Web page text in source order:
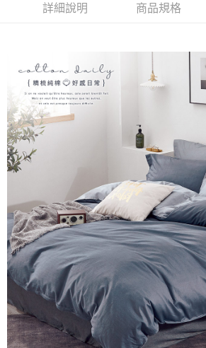
相關說明
2.付款方式選擇「大哥付你分期」，訂單成立後會
流程，驗證手機門號後，選擇欲分期的期數、繳款
成交易。
3.實際核准額度、可分期數及費用金額請依後續交
4.訂單成立30分鐘內，如未前往確認交易或遇審核
消。如遇「轉專審核」未通過狀況，表示未達大哥
法說明評估內容。
【繳款方式說明】
1.分期款項不併入電信帳單，「大哥付你分期」於
醒簡訊。
2.透過簡訊連結打開帳單後，可選擇「超商條碼
帳／街口支付／iPASS MONEY」等通路繳費。
【注意事項】
1.本服務係由「台灣大哥大股份有限公司」（以
用戶於交易時，得透過本服務購買商品或服務，並
買賣價金債權讓與本公司後，依約使用本公司帳
2.基於同意付款使用「大哥付你分期」之契約關係
資料（包含姓名、電話或地址）提供予台灣大哥大
由本公司與您本人進行分期帳單所需資料之確認
3.完整用戶服務條款，請詳閱以下連結：https://
【關於「AFTEE先享後付」】
AFTEE先享後付是「在收到商品之後才付款」的
便利好安心！
１．簡單：不需註冊會員、不需綁卡、不需儲值。
２．便利：只要手機號碼，簡訊認證，即可結帳。
３．安心：先確認商品／服務後，再付款。
【「AFTEE先享後付」結帳流程】
１．於結帳方式選擇「AFTEE先享後付」後，將
結帳頁面，進行簡訊認證並確認金額後，即可完成
２．訂單成立數日內，您將收到繳費通知簡訊。
３．收到繳費通知簡訊後14天內，點擊此簡訊中的
ATM／網路銀行／等多元方式進行付款，方視為
※ 請注意：結帳手續完成當下不需立刻繳費，但若
購買商品的店家。未經商家同意取消之訂單仍視為
後付繳納相關費用。
※ 交易是否成功請以「AFTEE先享後付 」之結帳
是否繳費成功／繳費後需取消欲退款等相關疑問
客戶支援中心」https://
【注意事項】
１．透過由恩沛科技股份有限公司提供之「
Hami Point
相關說明
「Hami Point」為中華電信所提供之點數服務，可
會員帳號後，即可在購物車使用 Hami Point 折抵
ATM付款
運送方式
每筆NT$60，滿NT$699(含以上)免運費
付款後全家取貨
每筆NT$60，滿NT$699(含以上)免運費
7-11取貨付款
每筆NT$60，滿NT$999(含以上)免運費
付款後7-11取貨
每筆NT$60，滿NT$999(含以上)免運費
詳細說明 商品規格